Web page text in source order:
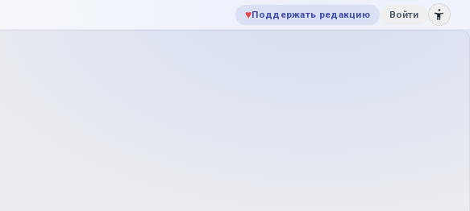
♥Поддержать редакцию Войти